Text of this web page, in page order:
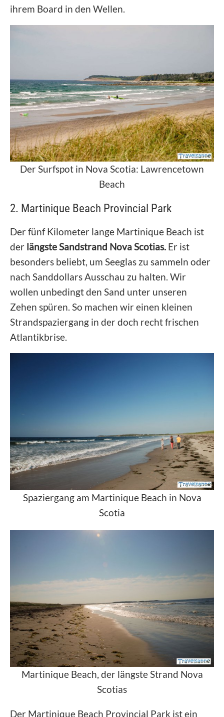
ihrem Board in den Wellen.
Der Surfspot in Nova Scotia: Lawrencetown
Beach
2. Martinique Beach Provincial Park
Der fünf Kilometer lange Martinique Beach ist
der längste Sandstrand Nova Scotias. Er ist
besonders beliebt, um Seeglas zu sammeln oder
nach Sanddollars Ausschau zu halten. Wir
wollen unbedingt den Sand unter unseren
Zehen spüren. So machen wir einen kleinen
Strandspaziergang in der doch recht frischen
Atlantikbrise.
Spaziergang am Martinique Beach in Nova
Scotia
Martinique Beach, der längste Strand Nova
Scotias
Der Martinique Beach Provincial Park ist ein